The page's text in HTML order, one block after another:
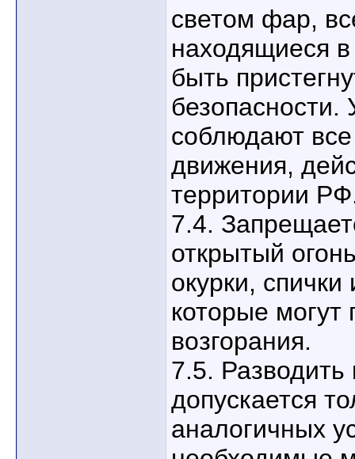
светом фар,
находящиеся
быть
безопасности.
соблюдают
движения,
территории
7.4.
открытый
окурки,
которые могут
возгорания.
7.5. Разводить
допускается
аналогичных